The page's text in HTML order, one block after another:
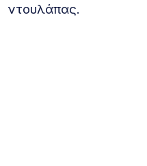
ντουλάπας.